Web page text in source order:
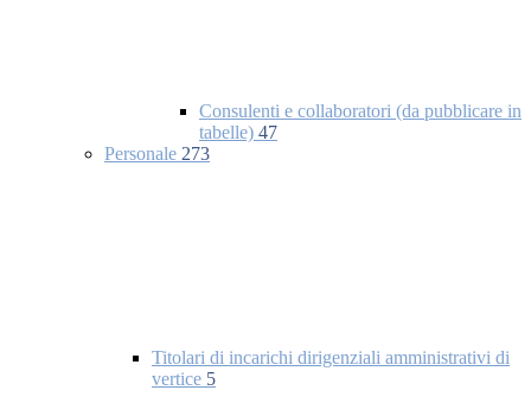
Consulenti e collaboratori (da pubblicare in
tabelle) 47
Personale 273
Titolari di incarichi dirigenziali amministrativi di
vertice 5